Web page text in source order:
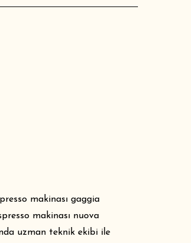
makinası gaggia
makinası nuova
uzman teknik ekibi ile